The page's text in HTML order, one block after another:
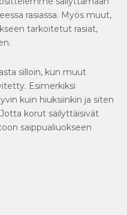
rasiassa. Myös muut,
tarkoitetut rasiat,
silloin, kun muut
Esimerkiksi
kuin hiuksiinkin ja siten
korut säilyttäisivät
saippualiuokseen